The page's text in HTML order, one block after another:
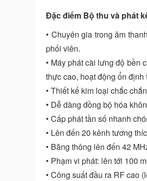
Đặc điểm Bộ thu và phát
• Chuyên gia trong âm
phối viên.
• Máy phát cài lưng độ bền
thực cao, hoạt động ổn định
• Thiết kế kim loại chắc
• Dễ dàng đồng bộ hóa
• Cấp phát tần số nhanh
• Lên đến 20 kênh tương
• Băng thông lên đến 42
• Phạm vi phát: lên tới 100
• Công suất đầu ra RF cao